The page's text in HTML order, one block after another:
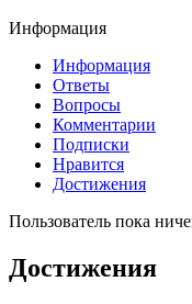
Информация
Информация
Ответы
Вопросы
Комментарии
Подписки
Нравится
Достижения
Пользователь пока
Достижения